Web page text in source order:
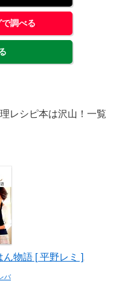
調べる
レシピ本は沢山！一覧
物語 [ 平野レミ ]
バ